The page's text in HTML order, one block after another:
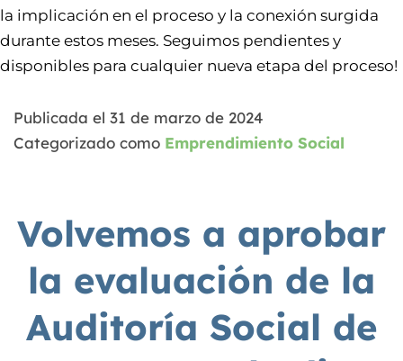
la implicación en el proceso y la conexión surgida
durante estos meses. Seguimos pendientes y
disponibles para cualquier nueva etapa del proceso!
Publicada el 31 de marzo de 2024
Categorizado como Emprendimiento Social
Volvemos a aprobar
la evaluación de la
Auditoría Social de